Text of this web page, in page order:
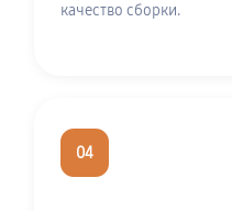
качество сборки.
04